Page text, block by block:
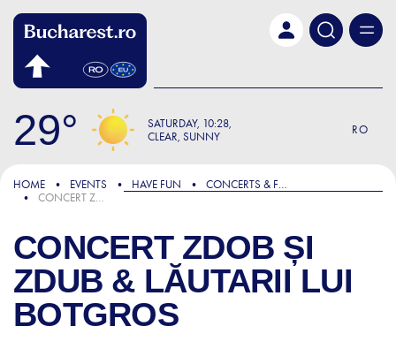
29 SATURDAY 10:28
CLEAR, SUNNY
RO
HOME EVENTS HAVE FUN
CONCERTS & FESTIVALS
CONCERT ZDOB ȘI ZDUB & LĂUTARII LUI BOTGROS
CONCERT ZDOB ȘI
ZDUB & LĂUTARII LUI
BOTGROS